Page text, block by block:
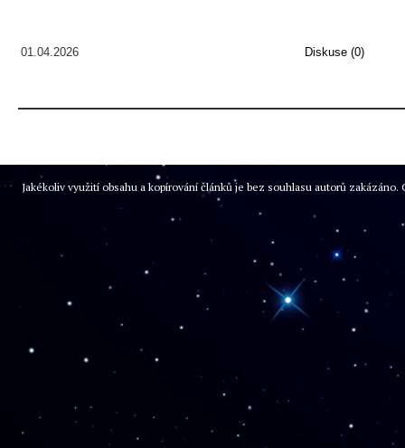
01.04.2026 Diskuse (0)
Jakékoliv využití obsahu a kopírování článků je bez souhlasu autorů